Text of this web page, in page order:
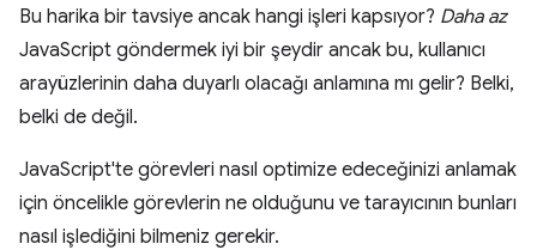
Bu harika bir tavsiye ancak hangi işleri kapsıyor? Daha az
JavaScript göndermek iyi bir şeydir ancak bu, kullanıcı
arayüzlerinin daha duyarlı olacağı anlamına mı gelir? Belki,
belki de değil.
JavaScript'te görevleri nasıl optimize edeceğinizi anlamak
için öncelikle görevlerin ne olduğunu ve tarayıcının bunları
nasıl işlediğini bilmeniz gerekir.